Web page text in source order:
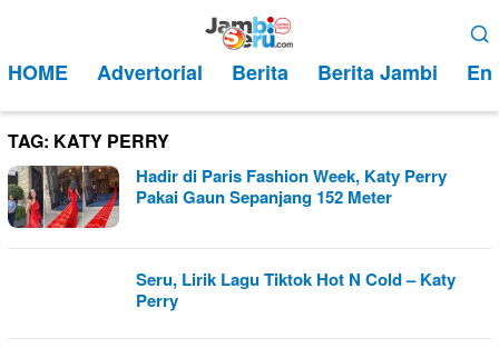
kontenMobile
HOME Advertorial Berita Berita Jambi
TAG: KATY PERRY
Hadir di Paris Fashion Week, Katy Perry
Pakai Gaun Sepanjang 152 Meter
Seru, Lirik Lagu Tiktok Hot N Cold – Katy
Perry